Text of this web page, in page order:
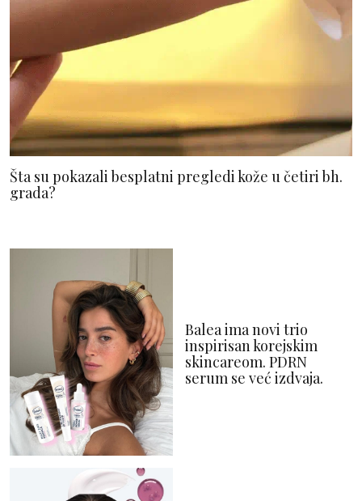
Šta su pokazali besplatni pregledi kože u četiri bh.
grada?
Balea ima novi trio
inspirisan korejskim
skincareom. PDRN
serum se već izdvaja.